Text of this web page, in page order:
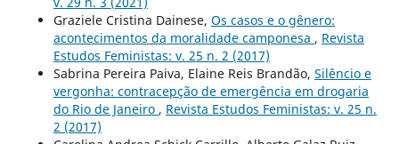
Graziele Cristina Dainese, Os casos e o gênero:
acontecimentos da moralidade camponesa , Revista
Estudos Feministas: v. 25 n. 2 (2017)
Sabrina Pereira Paiva, Elaine Reis Brandão, Silêncio e
vergonha: contracepção de emergência em drogaria
do Rio de Janeiro , Revista Estudos Feministas: v. 25 n.
2 (2017)